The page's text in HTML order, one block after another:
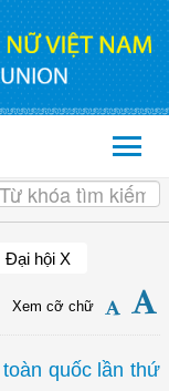
sơ kết công tác Hội
Đại hội X
Xem cỡ chữ
quốc lần thứ